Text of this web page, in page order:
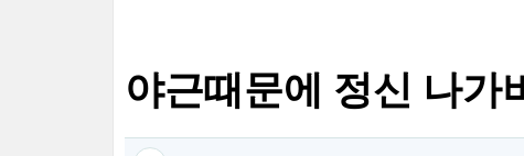
야근때문에 정신 나가